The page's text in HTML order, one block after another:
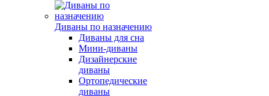
Диваны по назначению
Диваны для сна
Мини-диваны
Дизайнерские
диваны
Ортопедические
диваны